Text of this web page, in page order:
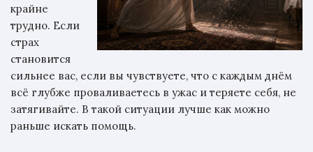
крайне
трудно. Если
страх
становится
сильнее вас, если вы чувствуете, что с каждым днём
всё глубже проваливаетесь в ужас и теряете себя, не
затягивайте. В такой ситуации лучше как можно
раньше искать помощь.